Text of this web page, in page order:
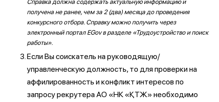
Справка должна содержать актуальную информацию и
получена не ранее, чем за 2 (два) месяца до проведения
конкурсного отбора. Справку можно получить через
электронный портал EGov в разделе «Трудоустройство и поиск
работы».
Если Вы соискатель на руководящую/
управленческую должность, то для проверки на
аффилированность и конфликт интересов по
запросу рекрутера АО «НК «ҚТЖ» необходимо